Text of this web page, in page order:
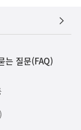
는 질문(FAQ)